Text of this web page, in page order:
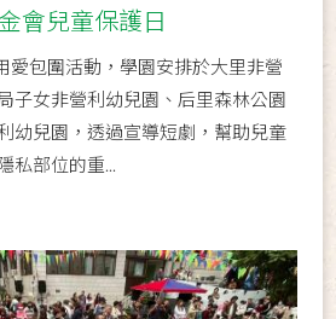
會兒童保護日
愛包圍活動，學園安排於大里非營
子女非營利幼兒園、后里森林公園
幼兒園，透過宣導短劇，幫助兒童
私部位的重...